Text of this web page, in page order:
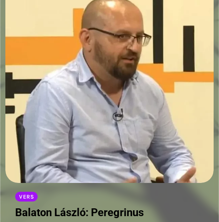
VERS
Balaton László: Peregrinus